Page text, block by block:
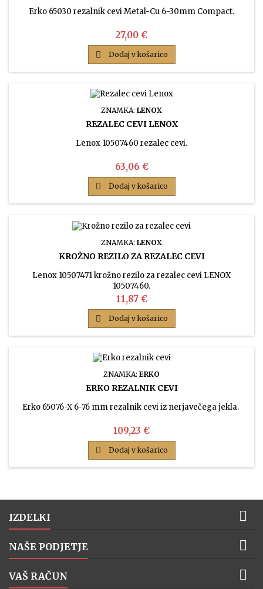
Erko 65030 rezalnik cevi Metal-Cu 6-30mm Compact.
Cena
27,00 €
 Dodaj v košarico
ZNAMKA: LENOX
REZALEC CEVI LENOX
Lenox 10507460 rezalec cevi.
Cena
63,06 €
 Dodaj v košarico
ZNAMKA: LENOX
KROŽNO REZILO ZA REZALEC CEVI
Lenox 10507471 krožno rezilo za rezalec cevi LENOX
10507460.
Cena
11,87 €
 Dodaj v košarico
ZNAMKA: ERKO
ERKO REZALNIK CEVI
Erko 65076-X 6-76 mm rezalnik cevi iz nerjavečega jekla.
Cena
109,23 €
 Dodaj v košarico
IZDELKI 
NAŠE PODJETJE 
VAŠ RAČUN 